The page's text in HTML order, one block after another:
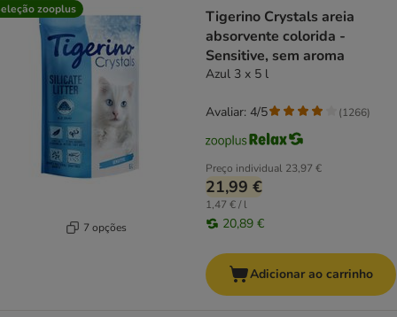
zooplus
7 opções
Tigerino Crystals areia
absorvente colorida -
Sensitive, sem aroma
Azul 3 x 5 l
Preço individual 23,97 €
21,99 €
1,47 € / l
20,89 €
Avaliar: 4/5 (1266)
Adicionar ao carrinho